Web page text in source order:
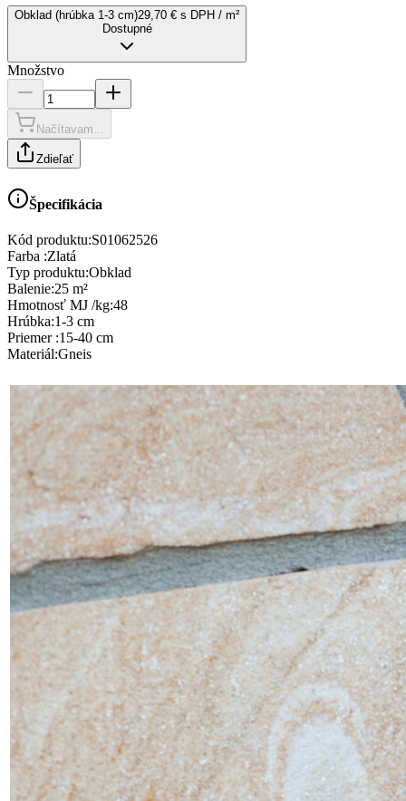
Obklad (hrúbka 1-3 cm)29,70 € s DPH / m²
Dostupné
Množstvo
Načítavam...
Zdieľať
Špecifikácia
Kód produktu:S01062526
Farba :Zlatá
Typ produktu:Obklad
Balenie:25 m²
Hmotnosť MJ /kg:48
Hrúbka:1-3 cm
Priemer :15-40 cm
Materiál:Gneis